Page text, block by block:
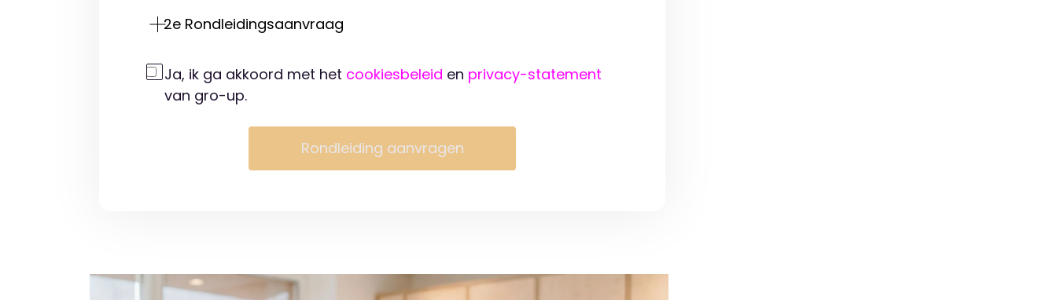
2e Rondleidingsaanvraag
Ja, ik ga akkoord met het cookiesbeleid en privacy-statement
van gro-up.
Rondleiding aanvragen